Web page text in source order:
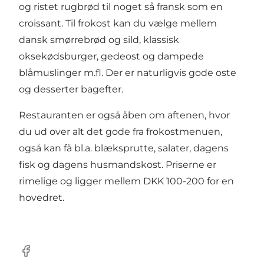
og ristet rugbrød til noget så fransk som en
croissant. Til frokost kan du vælge mellem
dansk smørrebrød og sild, klassisk
oksekødsburger, gedeost og dampede
blåmuslinger m.fl. Der er naturligvis gode oste
og desserter bagefter.
Restauranten er også åben om aftenen, hvor
du ud over alt det gode fra frokostmenuen,
også kan få bl.a. blæksprutte, salater, dagens
fisk og dagens husmandskost. Priserne er
rimelige og ligger mellem DKK 100-200 for en
hovedret.
Facebook